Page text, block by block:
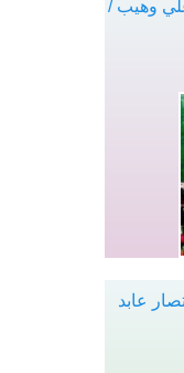
وهيب /
عابد